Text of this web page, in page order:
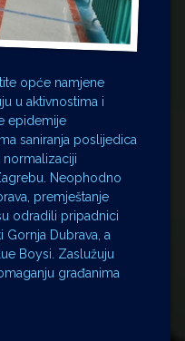
opće namjene
u aktivnostima i
epidemije
saniranja poslijedica
normalizaciji
Neophodno
premještanje
odradili pripadnici
Dubrava, a
Boysi. Zaslužuju
građanima